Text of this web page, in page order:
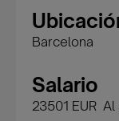
Barcelona
Salario
23501 EUR Al